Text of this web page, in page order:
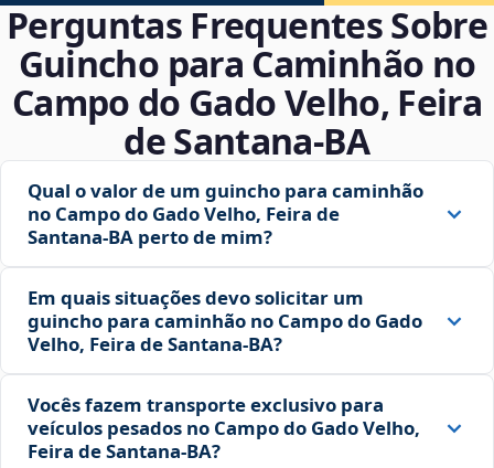
Perguntas Frequentes Sobre
Guincho para Caminhão no
Campo do Gado Velho, Feira
de Santana‑BA
Qual o valor de um guincho para caminhão
no Campo do Gado Velho, Feira de
Santana‑BA perto de mim?
Em quais situações devo solicitar um
guincho para caminhão no Campo do Gado
Velho, Feira de Santana‑BA?
Vocês fazem transporte exclusivo para
veículos pesados no Campo do Gado Velho,
Feira de Santana‑BA?